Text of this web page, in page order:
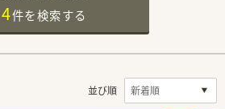
4件を検索する
並び順